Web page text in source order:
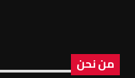
من نحن